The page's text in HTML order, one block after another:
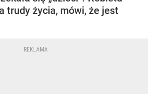
trudy życia, mówi, że jest